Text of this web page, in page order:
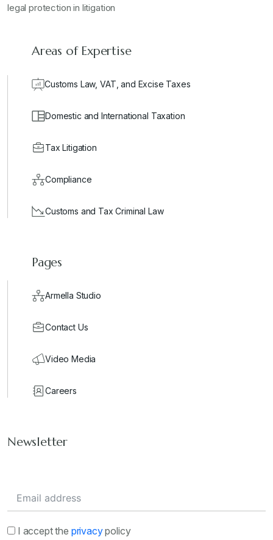
legal protection in litigation
Areas of Expertise
Customs Law, VAT, and Excise Taxes
Domestic and International Taxation
Tax Litigation
Compliance
Customs and Tax Criminal Law
Pages
Armella Studio
Contact Us
Video Media
Careers
Newsletter
I accept the privacypolicy